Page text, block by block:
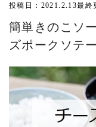
投稿日：2021.2.13最終
簡単きのこソ
ズポークソテ